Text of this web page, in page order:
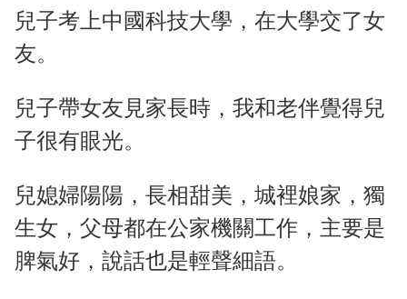
兒子考上中國科技大學，在大學交了女
友。
兒子帶女友見家長時，我和老伴覺得兒
子很有眼光。
兒媳婦陽陽，長相甜美，城裡娘家，獨
生女，父母都在公家機關工作，主要是
脾氣好，說話也是輕聲細語。